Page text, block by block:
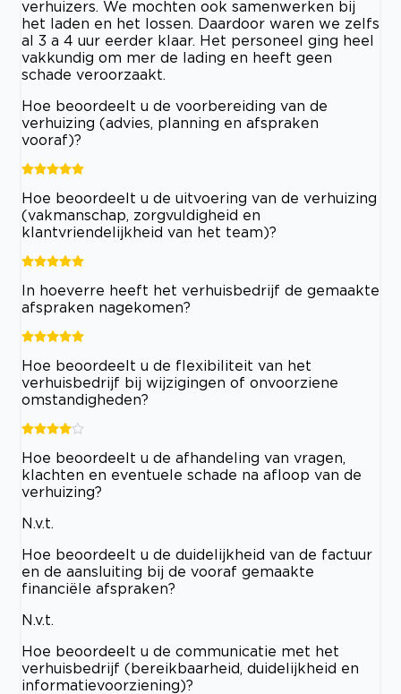
verhuizers. We mochten ook samenwerken bij
het laden en het lossen. Daardoor waren we zelfs
al 3 a 4 uur eerder klaar. Het personeel ging heel
vakkundig om mer de lading en heeft geen
schade veroorzaakt.
Hoe beoordeelt u de voorbereiding van de
verhuizing (advies, planning en afspraken
vooraf)?
Hoe beoordeelt u de uitvoering van de verhuizing
(vakmanschap, zorgvuldigheid en
klantvriendelijkheid van het team)?
In hoeverre heeft het verhuisbedrijf de gemaakte
afspraken nagekomen?
Hoe beoordeelt u de flexibiliteit van het
verhuisbedrijf bij wijzigingen of onvoorziene
omstandigheden?
Hoe beoordeelt u de afhandeling van vragen,
klachten en eventuele schade na afloop van de
verhuizing?
N.v.t.
Hoe beoordeelt u de duidelijkheid van de factuur
en de aansluiting bij de vooraf gemaakte
financiële afspraken?
N.v.t.
Hoe beoordeelt u de communicatie met het
verhuisbedrijf (bereikbaarheid, duidelijkheid en
informatievoorziening)?